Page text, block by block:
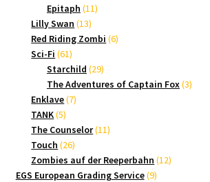
Produkte
Epitaph 1111
Lilly Swan 1313
Produkte
Red Riding Zombi 66
Sci-Fi 6161
Produkte
Starchild 2929
Produkte
The Adventures of Captain Fox 33
Enklave 77
TANK 55
Produkte
The Counselor 1111
Touch 2626
Produkte
Zombies auf der Reeperbahn 1212
EGS European Grading Service 99